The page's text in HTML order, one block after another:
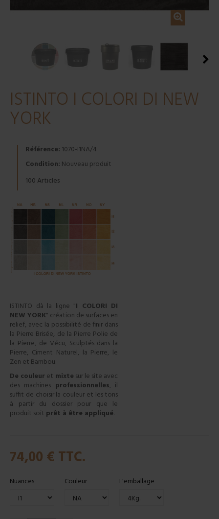
ISTINTO I COLORI DI NEW
YORK
Référence: 1070-I1NA/4
Condition: Nouveau produit
100 Articles
ISTINTO dà la ligne "I COLORI DI
NEW YORK" création de surfaces en
relief, avec la possibilité de finir dans
la Pierre Brisée, de la Pierre Polie de
la Pierre, de Vécu, Sculptés dans la
Pierre, Ciment Naturel, la Pierre, le
Zen et Bambou.
De couleur et mixte sur le site avec
des machines professionnelles, il
suffit de choisir la couleur et les tons
à partir du dossier pour que le
produit soit prêt à être appliqué.
74,00 € TTC.
Nuances Couleur L'emballage